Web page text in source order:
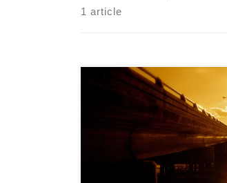
1 article
Une prophétie, définition :
annonce d’un événement
préparé par l’homme Une
peut avoir deux dimensions
génération présente Pour
lointain, elle s’appelle plus